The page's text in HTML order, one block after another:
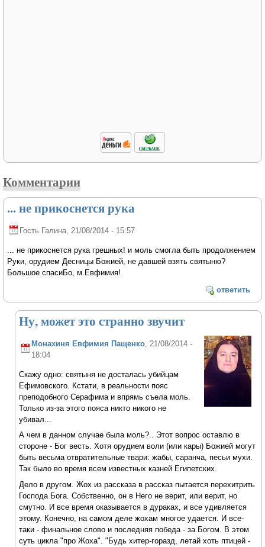
Комментарии
... не прикоснется рука
Гость Галина, 21/08/2014 - 15:57
... не прикоснется рука грешных! и моль смогла быть продолжением
Руки, орудием Десницы Божией, не давшей взять святыню?
Большое спасиБо, м.Евфимия!
ответить
Ну, может это странно звучит
Монахиня Евфимия Пащенко , 21/08/2014 -
18:04
Скажу одно: святыня не досталась убийцам
Ефимовского. Кстати, в реальности пояс
преподобного Серафима и впрямь съела моль.
Только из-за этого пояса никто никого не
убивал...
А чем в данном случае была моль?.. Этот вопрос оставлю в
стороне - Бог весть. Хотя орудием воли (или кары) Божией могут
быть весьма отвратительные твари: жабы, саранча, песьи мухи.
Так было во время всем известных казней Египетских.
Дело в другом. Жох из рассказа в рассказ пытается перехитрить
Господа Бога. Собственно, он в Него не верит, или верит, но
смутно. И все время оказывается в дураках, и все удивляется
этому. Конечно, на самом деле жохам многое удается. И все-
таки - финальное слово и последняя победа - за Богом. В этом
суть цикла "про Жоха". "Будь хитер-горазд, летай хоть птицей -